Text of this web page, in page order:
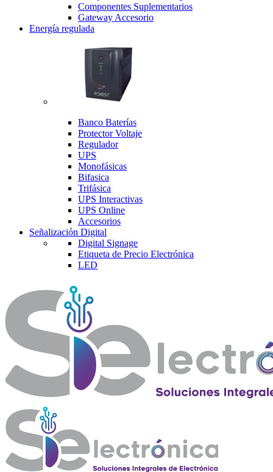
Componentes Suplementarios
Gateway Accesorio
Energía regulada
Banco Baterías
Protector Voltaje
Regulador
UPS
Monofásicas
Bifasica
Trifásica
UPS Interactivas
UPS Online
Accesorios
Señalización Digital
Digital Signage
Etiqueta de Precio Electrónica
LED